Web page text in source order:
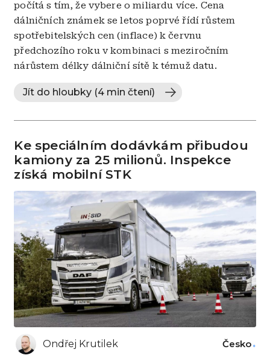
počítá s tím, že vybere o miliardu více. Cena
dálničních známek se letos poprvé řídí růstem
spotřebitelských cen (inflace) k červnu
předchozího roku v kombinaci s meziročním
nárůstem délky dálniční sítě k témuž datu.
Jít do hloubky (4 min čtení)
Ke speciálním dodávkám přibudou
kamiony za 25 milionů. Inspekce
získá mobilní STK
Ondřej Krutilek Česko